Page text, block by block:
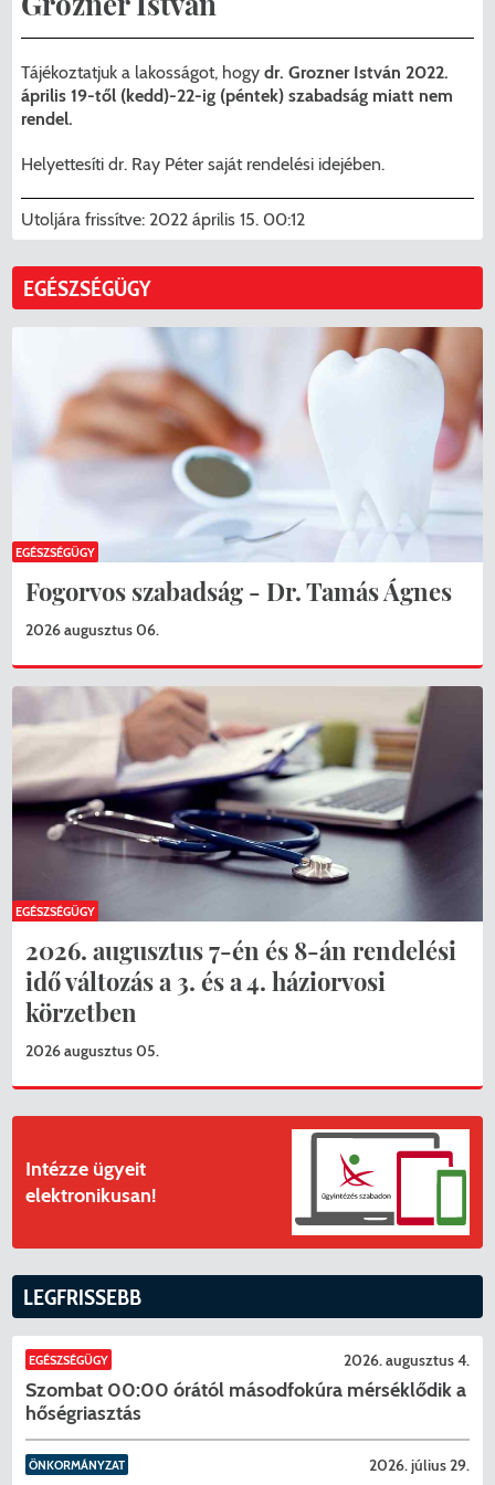
Központhoz való csatlakozása
korszerűsítése
Komplex csapadékvíz-elvezetés
korszerűsítése Pécelen II. ütem
Pécel Város Önkormányzata 250 000
000 Ft értékű támogatást nyert az
alábbi projekt vonatkozásában.
Menzakártya/Applikáció
Kedvezmények/Diéta/Allergia
Étkezési térítési díjak
Kapcsolat
2025/2026. tanév
Tájékoztatjuk a lakosságot, hogy dr. Grozner István 2022.
április 19-től (kedd)-22-ig (péntek) szabadság miatt nem
rendel.
Helyettesíti dr. Ray Péter saját rendelési idejében.
Utoljára frissítve: 2022 április 15. 00:12
EGÉSZSÉGÜGY
Fogorvos szabadság - Dr. Tamás Ágnes
2026 augusztus 06.
EGÉSZSÉGÜGY
2026. augusztus 7-én és 8-án rendelési
idő változás a 3. és a 4. háziorvosi
körzetben
2026 augusztus 05.
EGÉSZSÉGÜGY
Intézze ügyeit
elektronikusan!
LEGFRISSEBB
EGÉSZSÉGÜGY 2026. augusztus 4.
Szombat 00:00 órától másodfokúra mérséklődik a
hőségriasztás
ÖNKORMÁNYZAT 2026. július 29.